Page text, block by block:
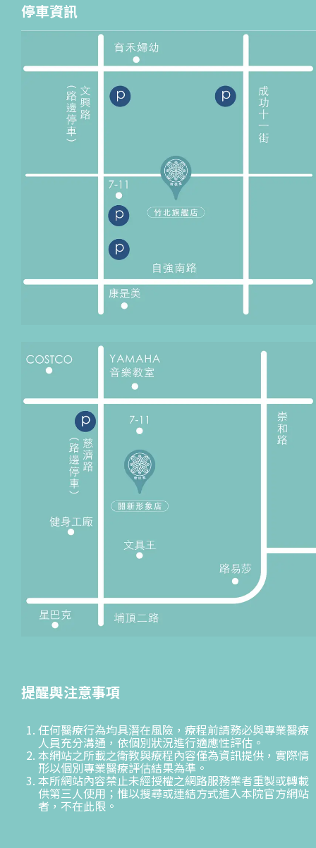
停車資訊
提醒與注意事項
任何醫療行為均具潛在風險，療程前請務必與專業醫療
人員充分溝通，依個別狀況進行適應性評估。
本網站之所載之衛教與療程內容僅為資訊提供，實際情
形以個別專業醫療評估結果為準。
本所網站內容禁止未經授權之網路服務業者重製或轉載
供第三人使用；惟以搜尋或連結方式進入本院官方網站
者，不在此限。